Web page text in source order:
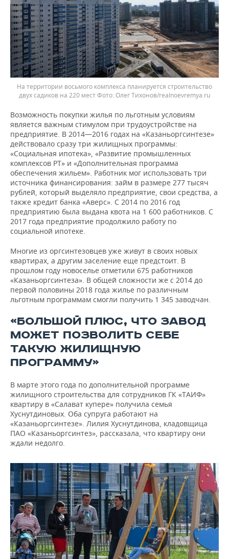
На территории восьмого комплекса планируется строительство
двух садиков на 220 мест
Олег Тихонов/realnoevremya.ru
Возможность покупки жилья по льготным условиям
является важным стимулом при трудоустройстве на
предприятие. В 2014—2016 годах на «Казаньоргсинтезе»
действовало сразу три жилищных программы:
«Социальная ипотека», «Развитие промышленных
комплексов РТ» и «Дополнительная программа
обеспечения жильем». Работник мог использовать три
источника финансирования: займ в размере 277 тысяч
рублей, который выделяло предприятие, свои средства, а
также кредит банка «Аверс». С 2014 по 2016 год
предприятию была выдана квота на 1 600 работников. С
2017 года предприятие продолжило работу по
социальной ипотеке.
Многие из оргсинтезовцев уже живут в своих новых
квартирах, а другим заселение еще предстоит. В
прошлом году новоселье отметили 675 работников
«Казаньоргсинтеза». В общей сложности же с 2014 до
первой половины 2018 года жилье по различным
льготным программам смогли получить 1 345 заводчан.
«БОЛЬШОЙ ПЛЮС, ЧТО ЗАВОД
МОЖЕТ ПОЗВОЛИТЬ СЕБЕ
ТАКУЮ ЖИЛИЩНУЮ
ПРОГРАММУ»
В марте этого года по дополнительной программе
жилищного строительства для сотрудников ГК «ТАИФ»
квартиру в «Салават купере» получила семья
Хуснутдиновых. Оба супруга работают на
«Казаньоргсинтезе». Лилия Хуснутдинова, кладовщица
ПАО «Казаньоргсинтез», рассказала, что квартиру они
ждали недолго.